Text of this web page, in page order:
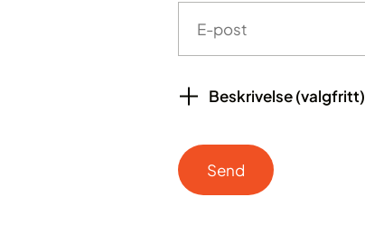
Beskrivelse (valgfritt)